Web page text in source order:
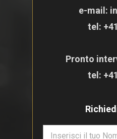
e-mail:
tel:
Pronto
tel: